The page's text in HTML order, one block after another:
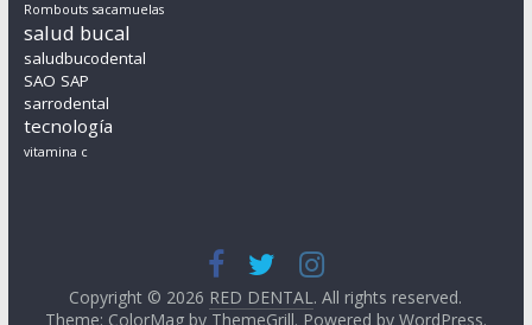
Rombouts sacamuelas
salud bucal
saludbucodental
SAO SAP
sarrodental
tecnología
vitamina c
Copyright © 2026 RED DENTAL. All rights reserved.
Theme: ColorMagby ThemeGrill. Powered by WordPress.